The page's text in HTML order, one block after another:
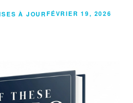
À JOURFÉVRIER 19, 2026